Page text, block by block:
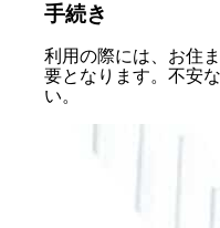
手続き
利用の際には、お住
要となります。不安
い。